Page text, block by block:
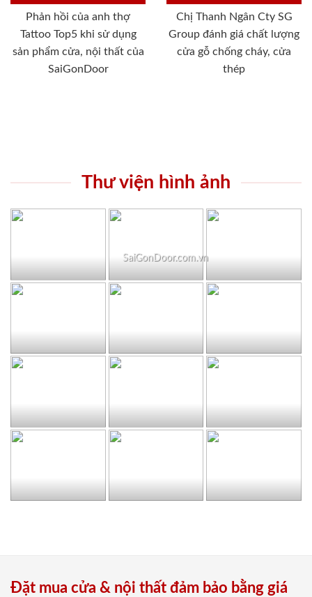
Phản hồi của anh thợ
Tattoo Top5 khi sử dụng
sản phẩm cửa, nội thất của
SaiGonDoor
Chị Thanh Ngân Cty SG
Group đánh giá chất lượng
cửa gỗ chống cháy, cửa
thép
Thư viện hình ảnh
SaiGonDoor.com.vn
Đặt mua cửa & nội thất đảm bảo bằng giá